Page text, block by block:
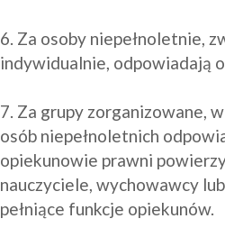
6. Za osoby niepełnoletnie,
indywidualnie, odpowiadają
7. Za grupy zorganizowane,
osób niepełnoletnich
opiekunowie prawni
nauczyciele, wychowawcy
pełniące funkcje opiekunów.